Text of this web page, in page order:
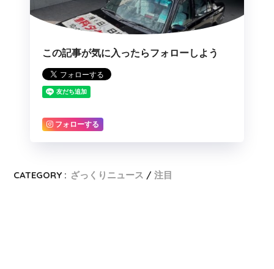
この記事が気に入ったらフォローしよう
フォローする
CATEGORY : ざっくりニュース 注目